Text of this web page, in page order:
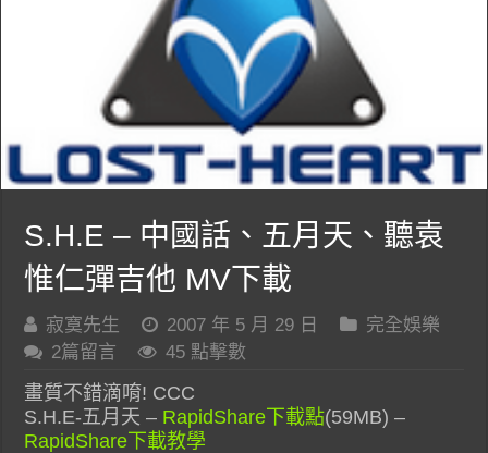
S.H.E – 中國話、五月天、聽袁
惟仁彈吉他 MV下載
寂寞先生 2007 年 5 月 29 日
完全娛樂
2篇留言
45 點擊數
畫質不錯滴唷! CCC
S.H.E-五月天 – RapidShare下載點(59MB) –
RapidShare下載教學